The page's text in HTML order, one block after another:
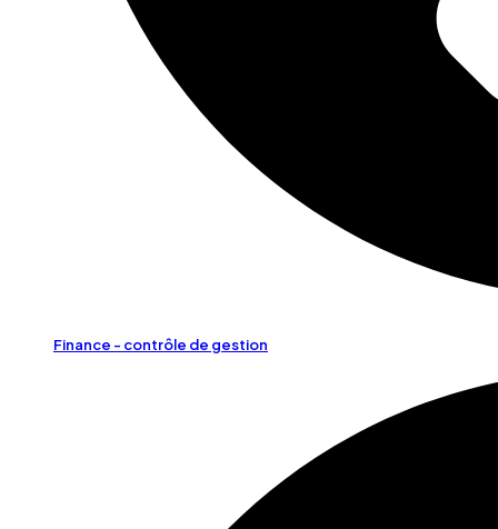
Finance - contrôle de gestion